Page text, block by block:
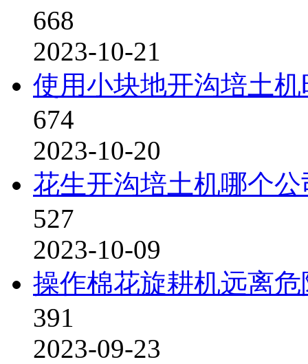
668
2023-10-21
使用小块地开沟培土
674
2023-10-20
花生开沟培土机哪个
527
2023-10-09
操作棉花旋耕机远离危
391
2023-09-23